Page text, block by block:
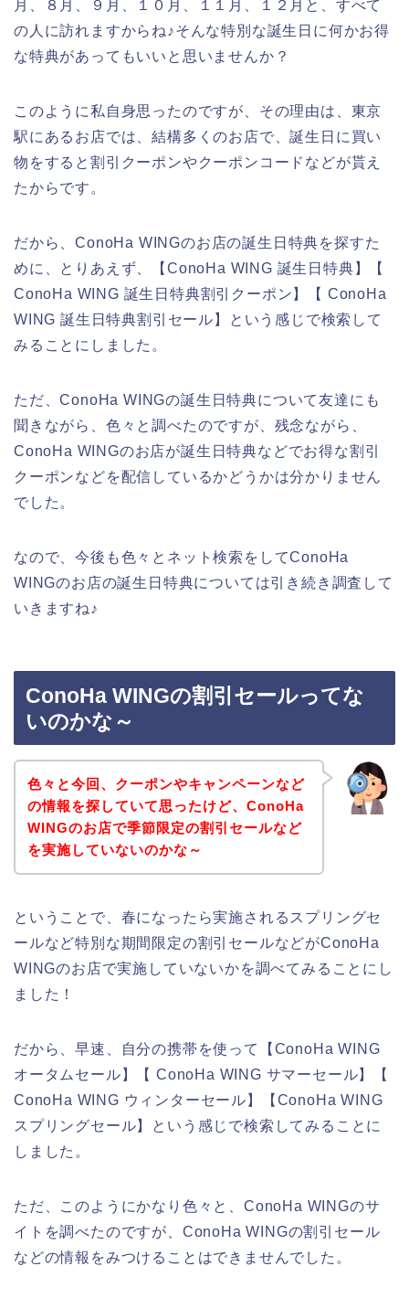
月、８月、９月、１０月、１１月、１２月と、すべて
の人に訪れますからね♪そんな特別な誕生日に何かお得
な特典があってもいいと思いませんか？
このように私自身思ったのですが、その理由は、東京
駅にあるお店では、結構多くのお店で、誕生日に買い
物をすると割引クーポンやクーポンコードなどが貰え
たからです。
だから、ConoHa WINGのお店の誕生日特典を探すた
めに、とりあえず、【ConoHa WING 誕生日特典】【
ConoHa WING 誕生日特典割引クーポン】【 ConoHa
WING 誕生日特典割引セール】という感じで検索して
みることにしました。
ただ、ConoHa WINGの誕生日特典について友達にも
聞きながら、色々と調べたのですが、残念ながら、
ConoHa WINGのお店が誕生日特典などでお得な割引
クーポンなどを配信しているかどうかは分かりません
でした。
なので、今後も色々とネット検索をしてConoHa
WINGのお店の誕生日特典については引き続き調査して
いきますね♪
ConoHa WINGの割引セールってな
いのかな～
色々と今回、クーポンやキャンペーンなど
の情報を探していて思ったけど、ConoHa
WINGのお店で季節限定の割引セールなど
を実施していないのかな～
ということで、春になったら実施されるスプリングセ
ールなど特別な期間限定の割引セールなどがConoHa
WINGのお店で実施していないかを調べてみることにし
ました！
だから、早速、自分の携帯を使って【ConoHa WING
オータムセール】【 ConoHa WING サマーセール】【
ConoHa WING ウィンターセール】【ConoHa WING
スプリングセール】という感じで検索してみることに
しました。
ただ、このようにかなり色々と、ConoHa WINGのサ
イトを調べたのですが、ConoHa WINGの割引セール
などの情報をみつけることはできませんでした。